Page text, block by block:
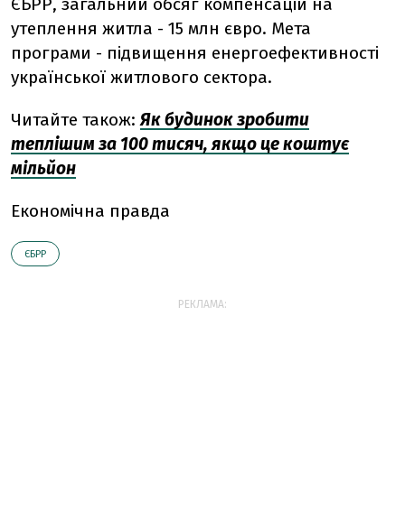
утеплення житла - 15 млн євро. Мета
програми - підвищення енергоефективності
української житлового сектора.
Читайте також:Як будинок зробити
теплішим за 100 тисяч, якщо це коштує
мільйон
Економічна правда
ЄБРР
РЕКЛАМА: